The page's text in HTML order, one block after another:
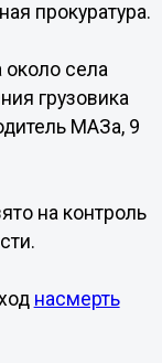
прокуратура.
села
грузовика
МАЗа, 9
на контроль
насмерть